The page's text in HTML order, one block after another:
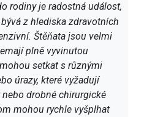
rodiny je radostná událost,
z hlediska zdravotních
Štěňata jsou velmi
plně vyvinutou
setkat s různými
úrazy, které vyžadují
drobné chirurgické
mohou rychle vyšplhat